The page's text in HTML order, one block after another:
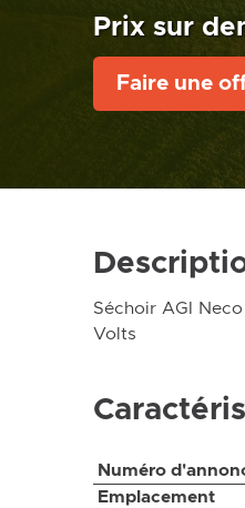
Prix sur
Faire une
Séchoir AGI
Volts
Numéro
Emplacement